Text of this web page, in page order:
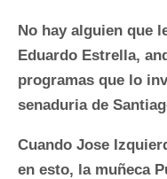
No hay alguien que
Eduardo Estrella,
programas que lo
senaduria de
Cuando Jose
en esto, la muñeca